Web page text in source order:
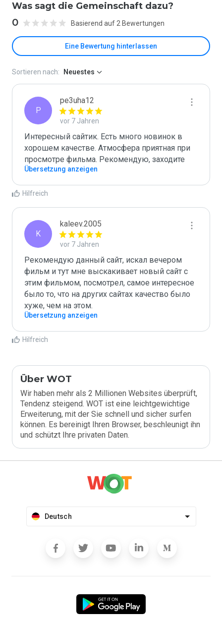
Was sagt die Gemeinschaft dazu?
0 Basierend auf 2 Bewertungen
Eine Bewertung hinterlassen
Sortieren nach: Neuestes
P
pe3uha12
vor 7 Jahren
Интересный сайтик. Есть много новинок в
хорошем качестве. Атмосфера приятная при
просмотре фильма. Рекомендую, заходите
Übersetzung anzeigen
Hilfreich
K
kaleev.2005
vor 7 Jahren
Рекомендую данный сайт, искал вечером
фильм и тут мне выскакивает новый сайт с
этим фильмом, посмотрел, самое интересное
было то, что на других сайтах качество было
хуже, чем на этом.
Übersetzung anzeigen
Hilfreich
Über WOT
Wir haben mehr als 2 Millionen Websites überprüft,
Tendenz steigend. WOT ist eine leichtgewichtige
Erweiterung, mit der Sie schnell und sicher surfen
können. Es bereinigt Ihren Browser, beschleunigt ihn
und schützt Ihre privaten Daten.
Deutsch